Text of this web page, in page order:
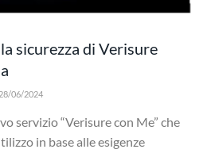
sicurezza di Verisure
28/06/2024
servizio “Verisure con Me” che
in base alle esigenze